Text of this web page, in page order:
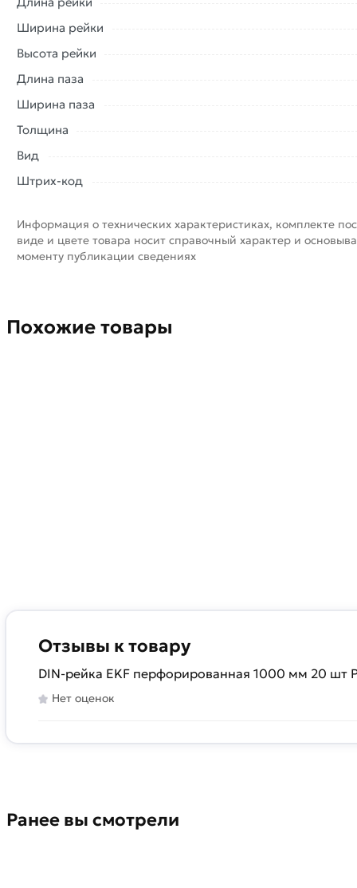
Ширина рейки
Высота рейки
Длина паза
Ширина паза
Толщина
Вид
Штрих-код
Информация о технических характеристиках, комплекте
виде и цвете товара носит справочный характер и
моменту публикации сведениях
Похожие товары
Отзывы к товару
DIN-рейка EKF перфорированная 1000 мм 20 шт
Нет оценок
Ранее вы смотрели